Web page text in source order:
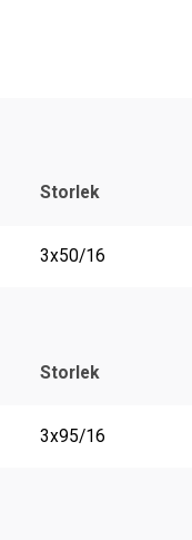
Storlek
3x50/16
Storlek
3x95/16